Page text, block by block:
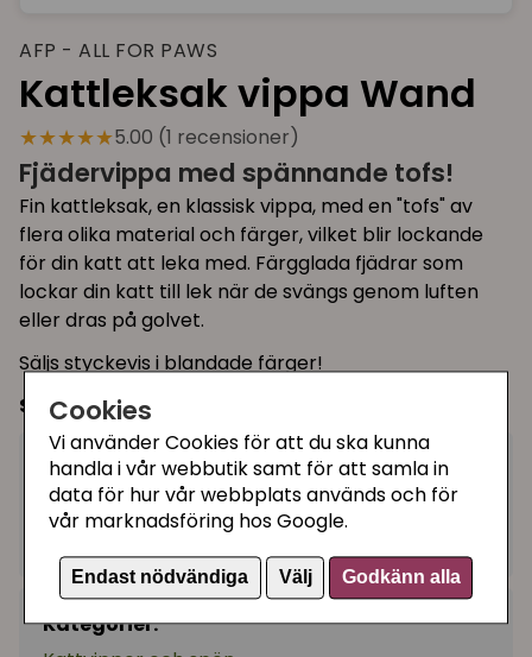
Cookies
Vi använder Cookies för att du ska kunna
handla i vår webbutik samt för att samla in
data för hur vår webbplats används och för
vår marknadsföring hos Google.
Endast nödvändiga Välj Godkänn alla
AFP - ALL FOR PAWS
Kattleksak vippa Wand
★★★★★5.00 (1 recensioner)
Fjädervippa med spännande tofs!
Fin kattleksak, en klassisk vippa, med en "tofs" av
flera olika material och färger, vilket blir lockande
för din katt att leka med. Färgglada fjädrar som
lockar din katt till lek när de svängs genom luften
eller dras på golvet.
Säljs styckevis i blandade färger!
Storlek:ca 50 cm
49 kr − + Köp
I lager, leveranstid 1-3 vardagar
Kategorier: